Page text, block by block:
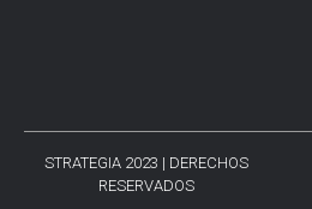
STRATEGIA 2023 | DERECHOS
RESERVADOS